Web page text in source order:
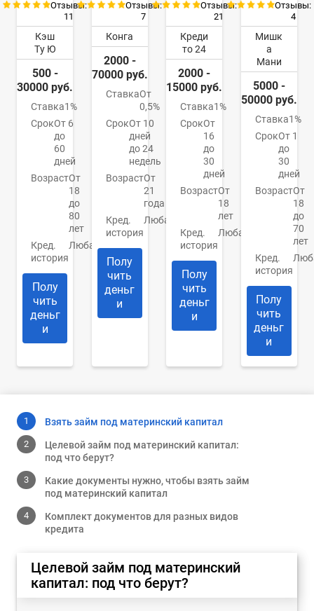
Отзывы:
11
Кэш
Ту Ю
500 -
30000 руб.
Ставка1%
СрокОт 6
до
60
дней
ВозрастОт
18
до
80
лет
Кред.
история
Любая
Полу
чить
деньг
и
Отзывы:
7
Конга
2000 -
70000 руб.
СтавкаОт
0,5%
СрокОт 10
дней
до 24
недель
ВозрастОт
21
года
Кред.
история
Любая
Полу
чить
деньг
и
Отзывы:
21
Креди
то 24
2000 -
15000 руб.
Ставка1%
СрокОт
16
до
30
дней
ВозрастОт
18
лет
Кред.
история
Любая
Полу
чить
деньг
и
Отзывы:
4
Мишк
а
Мани
5000 -
50000 руб.
Ставка1%
СрокОт 1
до
30
дней
ВозрастОт
18
до
70
лет
Кред.
история
Полу
чить
деньг
и
Взять займ под материнский капитал
Целевой займ под материнский капитал:
под что берут?
Какие документы нужно, чтобы взять займ
под материнский капитал
Комплект документов для разных видов
кредита
Целевой займ под материнский
капитал: под что берут?